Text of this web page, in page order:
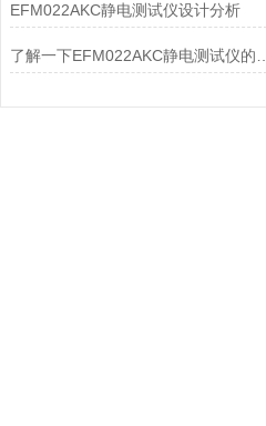
EFM022AKC静电测试仪设计分析